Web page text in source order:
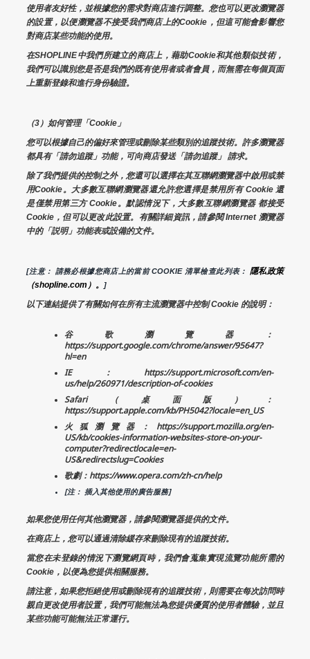
使用者友好性，並根據您的需求對商店進行調整。您也可以更改瀏覽器
的設置，以便瀏覽器不接受我們商店上的Cookie，但這可能會影響您
對商店某些功能的使用。
在SHOPLINE中我們所建立的商店上，藉助Cookie和其他類似技術，
我們可以識別您是否是我們的既有使用者或者會員，而無需在每個頁面
上重新登錄和進行身份驗證。
（3）如何管理「Cookie」
您可以根據自己的偏好來管理或刪除某些類別的追蹤技術。許多瀏覽器
都具有「請勿追蹤」功能，可向商店發送「請勿追蹤」 請求。
除了我們提供的控制之外，您還可以選擇在其互聯網瀏覽器中啟用或禁
用Cookie。大多數互聯網瀏覽器還允許您選擇是禁用所有 Cookie 還
是僅禁用第三方 Cookie。默認情況下，大多數互聯網瀏覽器 都接受
Cookie，但可以更改此設置。有關詳細資訊，請參閱 Internet 瀏覽器
中的「説明」功能表或設備的文件。
[注意： 請務必根據您商店上的當前 COOKIE 清單檢查此列表： 隱私政策
（shopline.com）。
]
以下連結提供了有關如何在所有主流瀏覽器中控制 Cookie 的說明：
谷歌瀏覽器：
https://support.google.com/chrome/answer/95647?
hl=en
IE：https://support.microsoft.com/en-
us/help/260971/description-of-cookies
Safari（桌面版）：
https://support.apple.com/kb/PH5042?locale=en_US
火狐瀏覽器：https://support.mozilla.org/en-
US/kb/cookies-information-websites-store-on-your-
computer?redirectlocale=en-
US&redirectslug=Cookies
歌劇：https://www.opera.com/zh-cn/help
[注： 插入其他使用的廣告服務]
如果您使用任何其他瀏覽器，請參閱瀏覽器提供的文件。
在商店上，您可以通過清除緩存來刪除現有的追蹤技術。
當您在未登錄的情況下瀏覽網頁時，我們會蒐集實現流覽功能所需的
Cookie，以便為您提供相關服務。
請注意，如果您拒絕使用或刪除現有的追蹤技術，則需要在每次訪問時
親自更改使用者設置，我們可能無法為您提供優質的使用者體驗，並且
某些功能可能無法正常運行。